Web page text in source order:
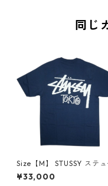
同じ
Size【M】 STUSSY ステュ
シー STOCK TOKYO TEE
Y 東京限定Tシャツ 紺 【新
¥33,000